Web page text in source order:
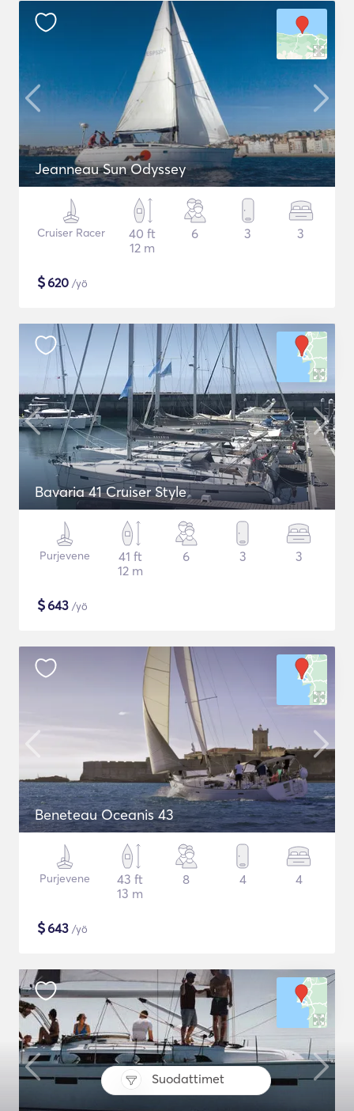
Suodattimet
Jeanneau Sun Odyssey
Cruiser Racer
40 ft
12 m
6 3 3
$620 /yö
Bavaria 41 Cruiser Style
Purjevene
41 ft
12 m
6 3 3
$643 /yö
Beneteau Oceanis 43
Purjevene
43 ft
13 m
8 4 4
$643 /yö